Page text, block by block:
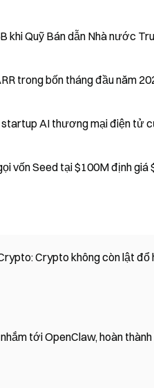
DeepSeek được định giá $45B khi Quỹ
trong bốn tháng đầu năm
AI thương mại điện tử
vốn Seed tại $100M định
Crypto không còn lật
tới OpenClaw, hoàn